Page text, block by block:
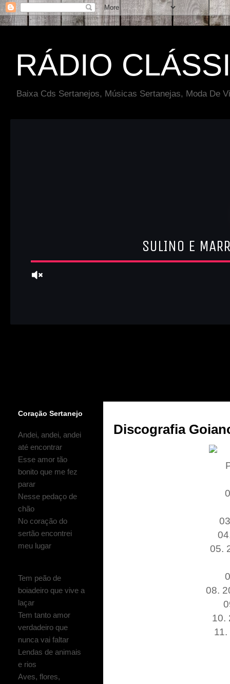
RÁDIO
Baixa Cds Sertanejos, Músicas Sertanejas, Moda De
Discografia
05.
08.
10.
Coração Sertanejo
Andei, andei, andei
até encontrar
Esse amor tão
bonito que me fez
parar
Nesse pedaço de
chão
No coração do
sertão encontrei
meu lugar
Tem peão de
boiadeiro que vive a
laçar
Tem tanto amor
verdadeiro que
nunca vai faltar
Lendas de animais
e rios
Aves, flores,